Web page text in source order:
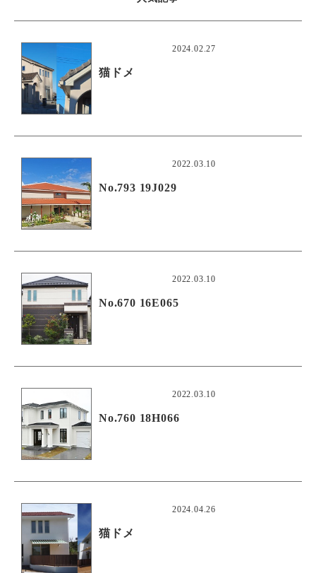
2024.02.27
猫ドメ
2022.03.10
No.793 19J029
2022.03.10
No.670 16E065
2022.03.10
No.760 18H066
2024.04.26
猫ドメ